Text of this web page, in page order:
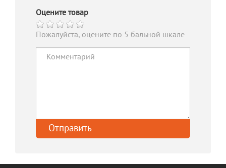
Оцените товар
Пожалуйста, оцените по 5 бальной шкале